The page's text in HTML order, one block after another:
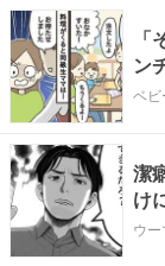
ン
値
ベビ
潔
け
た
ウー